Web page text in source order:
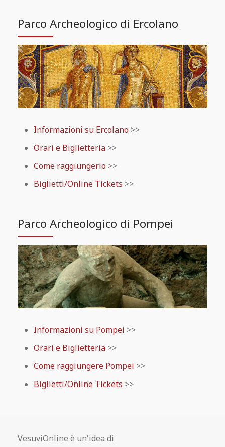
Parco Archeologico di Ercolano
Informazioni su Ercolano >>
Orari e Biglietteria >>
Come raggiungerlo >>
Biglietti/Online Tickets >>
Parco Archeologico di Pompei
Informazioni su Pompei >>
Orari e Biglietteria >>
Come raggiungere Pompei >>
Biglietti/Online Tickets >>
VesuviOnline è un'idea di